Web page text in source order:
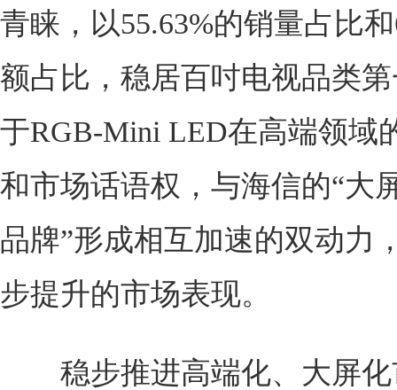
青睐，以55.63%的销量占比
额占比，稳居百吋电视品类
于RGB-Mini LED在高端领域
和市场话语权，与海信的“大
品牌”形成相互加速的双动力
步提升的市场表现。
稳步推进高端化、大屏化